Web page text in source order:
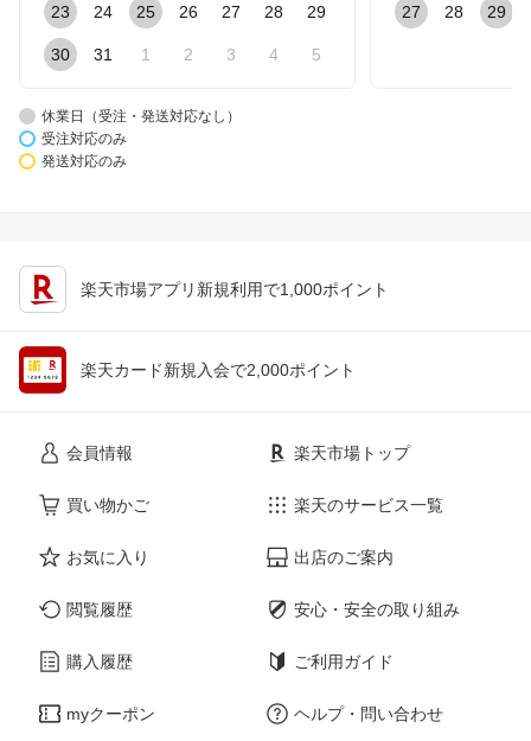
23 24 25 26 27 28 29
30 31 1 2 3 4 5
27 28 29
休業日（受注・発送対応なし）
受注対応のみ
発送対応のみ
楽天市場アプリ新規利用で1,000ポイント
楽天カード新規入会で2,000ポイント
会員情報
買い物かご
お気に入り
閲覧履歴
購入履歴
myクーポン
楽天市場トップ
楽天のサービス一覧
出店のご案内
安心・安全の取り組み
ご利用ガイド
ヘルプ・問い合わせ